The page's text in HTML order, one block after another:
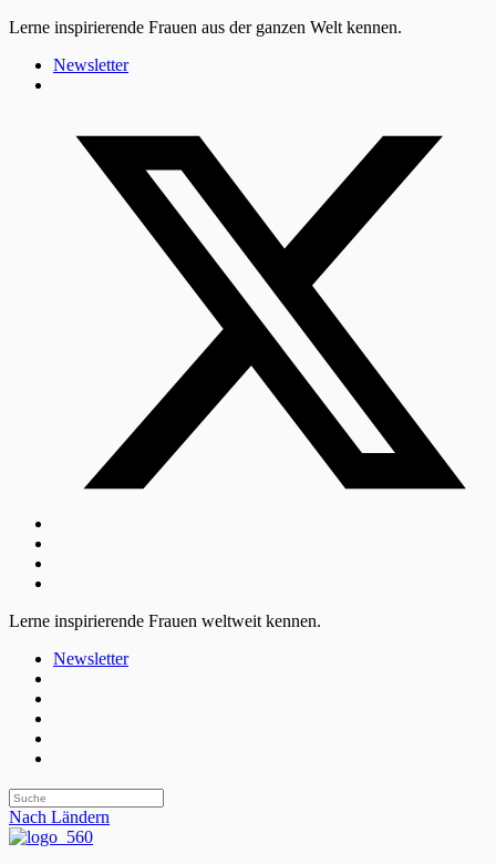
Lerne inspirierende Frauen aus der ganzen Welt kennen.
Newsletter
Lerne inspirierende Frauen weltweit kennen.
Newsletter
Nach Ländern